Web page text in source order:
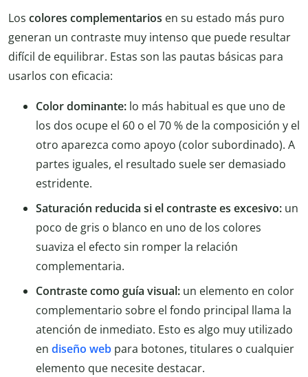
Los colores complementarios en su estado más puro
generan un contraste muy intenso que puede resultar
difícil de equilibrar. Estas son las pautas básicas para
usarlos con eficacia:
Color dominante: lo más habitual es que uno de
los dos ocupe el 60 o el 70 % de la composición y el
otro aparezca como apoyo (color subordinado). A
partes iguales, el resultado suele ser demasiado
estridente.
Saturación reducida si el contraste es excesivo: un
poco de gris o blanco en uno de los colores
suaviza el efecto sin romper la relación
complementaria.
Contraste como guía visual: un elemento en color
complementario sobre el fondo principal llama la
atención de inmediato. Esto es algo muy utilizado
en diseño web para botones, titulares o cualquier
elemento que necesite destacar.